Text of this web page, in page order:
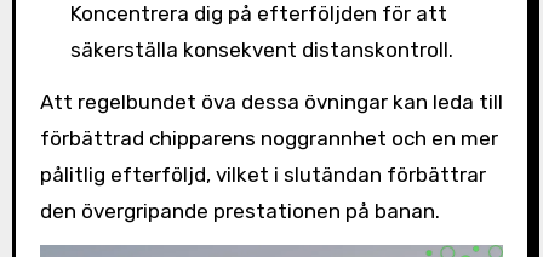
Koncentrera dig på efterföljden för att
säkerställa konsekvent distanskontroll.
Att regelbundet öva dessa övningar kan leda till
förbättrad chipparens noggrannhet och en mer
pålitlig efterföljd, vilket i slutändan förbättrar
den övergripande prestationen på banan.